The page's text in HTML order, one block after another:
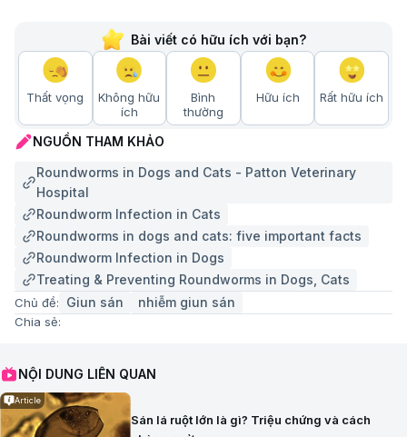
Bài viết có hữu ích với bạn?
Thất vọng
Không hữu
ích
Bình
thường
Hữu ích Rất hữu ích
NGUỒN THAM KHẢO
Roundworms in Dogs and Cats - Patton Veterinary
Hospital
Roundworm Infection in Cats
Roundworms in dogs and cats: five important facts
Roundworm Infection in Dogs
Treating & Preventing Roundworms in Dogs, Cats
Chủ đề: Giun sán nhiễm giun sán
Chia sẻ:
NỘI DUNG LIÊN QUAN
Article
Sán lá ruột lớn là gì? Triệu chứng và cách